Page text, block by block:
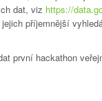
dat, viz https://
příjemnější
první hackathon